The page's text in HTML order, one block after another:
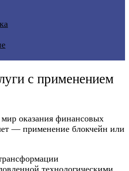
с применением
оказания финансовых
— применение блокчейн или
технологическими